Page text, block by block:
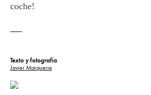
coche!
Texto y fotografía
Javier Marquerie